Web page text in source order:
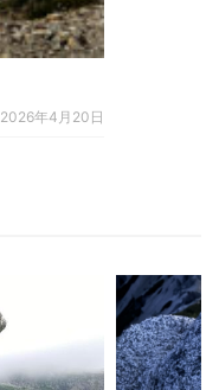
2026年4月20日